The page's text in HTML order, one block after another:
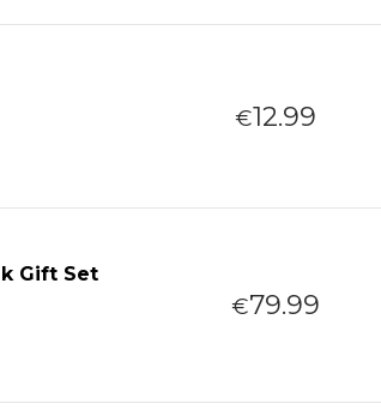
€12.99
Gift Set
€79.99